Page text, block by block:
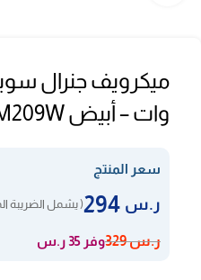
وات – أبيض GS M209W
سعر المنتج
ر.س ( يشمل الضريبة
ر.س329 وفر 35 ر.س